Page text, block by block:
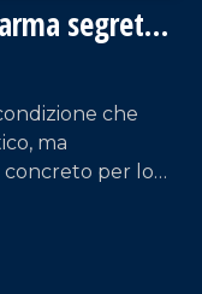
segreta
che
ma
concreto per lo
Ne abbiamo